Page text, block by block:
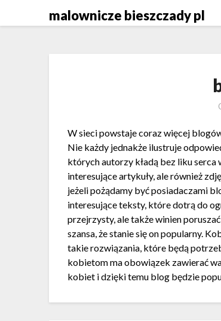
malownicze bieszczady pl
W sieci powstaje coraz więcej
Nie każdy jednakże ilustruje
których autorzy kładą bez liku serca
interesujące artykuły, ale również
jeżeli pożądamy być posiadaczami
interesujące teksty, które dotrą do
przejrzysty, ale także winien
szansa, że stanie się on popularny.
takie rozwiązania, które będą
kobietom ma obowiązek zawierać
kobiet i dzięki temu blog będzie